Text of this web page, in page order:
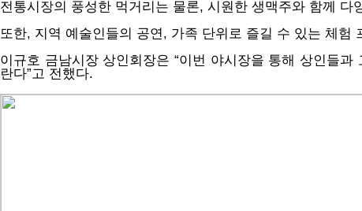
전통시장의 풍성한 먹거리는 물론, 시원한 생맥주와 함께
또한, 지역 예술인들의 공연, 가족 단위로 즐길 수 있는 체
이규호 금남시장 상인회장은 “이번 야시장을 통해 상인들
란다”고 전했다.